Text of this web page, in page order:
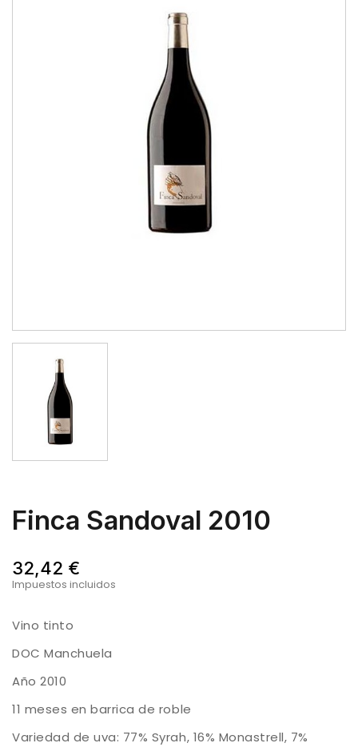
Finca Sandoval 2010
32,42 €
Impuestos incluidos
Vino tinto
DOC Manchuela
Año 2010
11 meses en barrica de roble
Variedad de uva: 77% Syrah, 16% Monastrell, 7%